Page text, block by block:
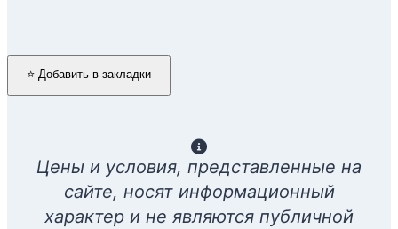
⭐ Добавить в закладки
Цены и условия, представленные на
сайте, носят информационный
характер и не являются публичной